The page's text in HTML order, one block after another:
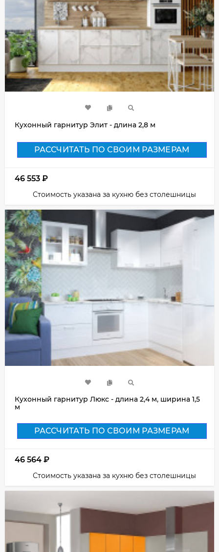
Кухонный гарнитур Элит - длина 2,8 м
РАССЧИТАТЬ ПО СВОИМ РАЗМЕРАМ
46 553 ₽
Стоимость указана за кухню без столешницы
Кухонный гарнитур Люкс - длина 2,4 м, ширина 1,5
м
РАССЧИТАТЬ ПО СВОИМ РАЗМЕРАМ
46 564 ₽
Стоимость указана за кухню без столешницы